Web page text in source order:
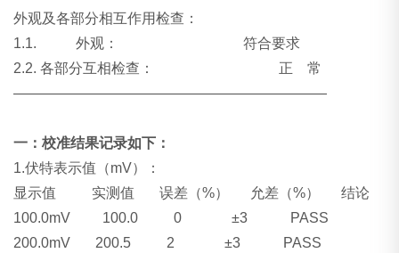
外观及各部分相互作用检查：
1.1. 外观： 符合要求
2.2. 各部分互相检查： 正 常
——————————————————————
一：校准结果记录如下：
1.伏特表示值（mV）：
显示值 实测值 误差（%） 允差（%） 结论
100.0mV 100.0 0 ±3 PASS
200.0mV
200.5 2 ±3 PASS